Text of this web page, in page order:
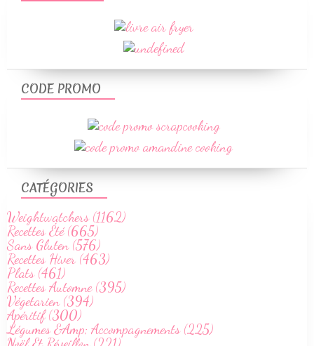
CATÉGORIES
Weightwatchers (1162)
Recettes Été (665)
Sans Gluten (576)
Recettes Hiver (463)
Plats (461)
Recettes Automne (395)
Végetarien (394)
Apéritif (300)
Légumes &Amp; Accompagnements (225)
CODE PROMO